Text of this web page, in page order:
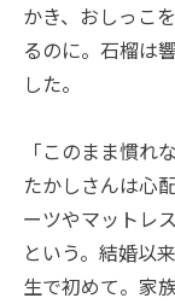
かき、おしっこ
るのに。石榴は
した。
「このまま慣れ
たかしさんは心
ーツやマットレ
という。結婚以
生で初めて。家